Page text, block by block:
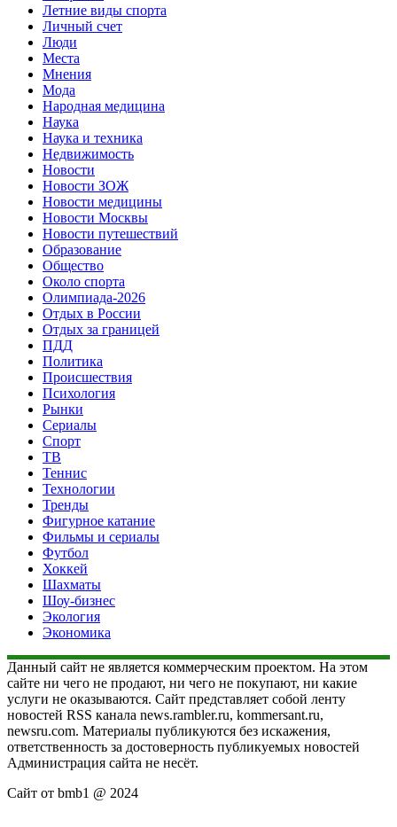
Летние виды спорта
Личный счет
Люди
Места
Мнения
Мода
Народная медицина
Наука
Наука и техника
Недвижимость
Новости
Новости ЗОЖ
Новости медицины
Новости Москвы
Новости путешествий
Образование
Общество
Около спорта
Олимпиада-2026
Отдых в России
Отдых за границей
ПДД
Политика
Происшествия
Психология
Рынки
Сериалы
Спорт
ТВ
Теннис
Технологии
Тренды
Фигурное катание
Фильмы и сериалы
Футбол
Хоккей
Шахматы
Шоу-бизнес
Экология
Экономика
Данный сайт не является коммерческим проектом. На этом
сайте ни чего не продают, ни чего не покупают, ни какие
услуги не оказываются. Сайт представляет собой ленту
новостей RSS канала news.rambler.ru, kommersant.ru,
newsru.com. Материалы публикуются без искажения,
ответственность за достоверность публикуемых новостей
Администрация сайта не несёт.
Сайт от bmb1 @ 2024